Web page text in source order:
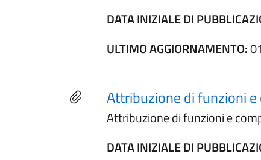
DATA INIZIALE DI
ULTIMO AGGIORNAMENTO:
Attribuzione di funzioni
Attribuzione di funzioni e
DATA INIZIALE DI